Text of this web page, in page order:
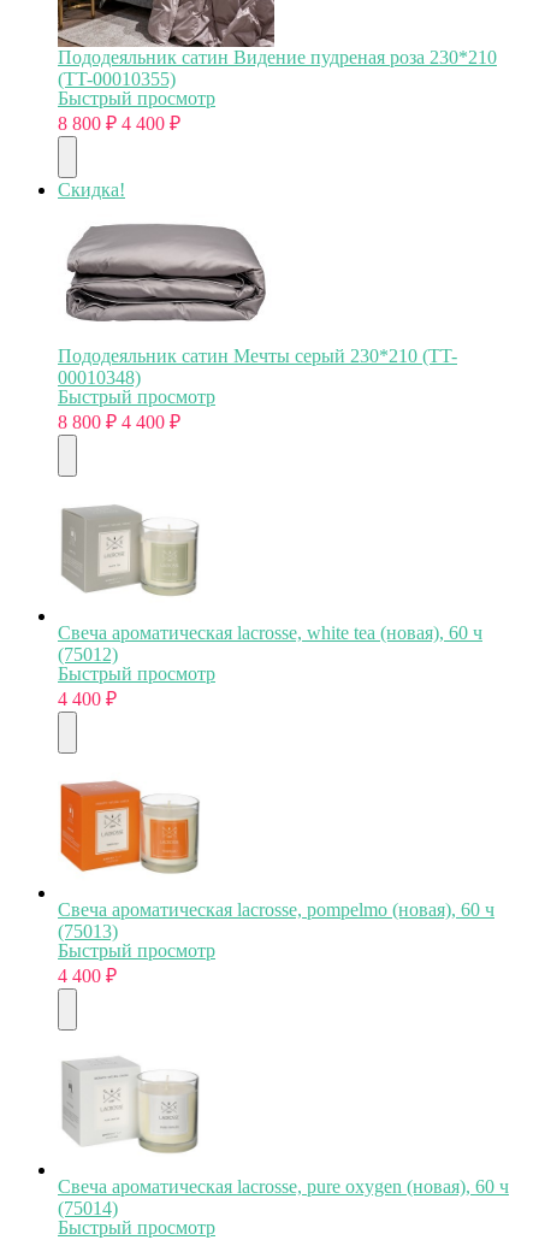
Пододеяльник сатин Видение пудреная роза 230*210
(TT-00010355)
Быстрый просмотр
8 800 ₽ 4 400 ₽
Скидка!
Пододеяльник сатин Мечты серый 230*210 (TT-
00010348)
Быстрый просмотр
8 800 ₽ 4 400 ₽
Свеча ароматическая lacrosse, white tea (новая), 60 ч
(75012)
Быстрый просмотр
4 400 ₽
Свеча ароматическая lacrosse, pompelmo (новая), 60 ч
(75013)
Быстрый просмотр
4 400 ₽
Свеча ароматическая lacrosse, pure oxygen (новая), 60 ч
(75014)
Быстрый просмотр